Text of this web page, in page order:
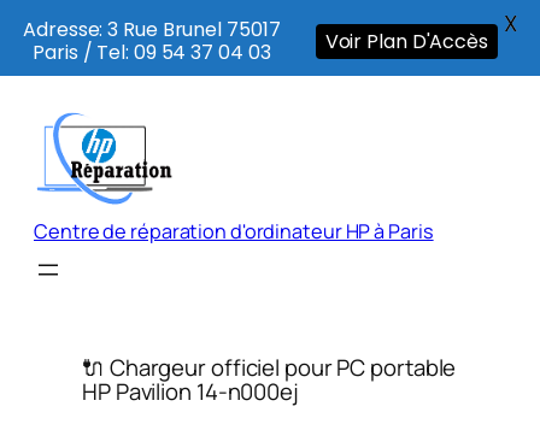
contenu
Centre de réparation d'ordinateur HP à Paris
🔌 Chargeur officiel pour PC portable
HP Pavilion 14-n000ej
Adresse: 3 Rue Brunel 75017
Paris / Tel: 09 54 37 04 03
Voir Plan D'Accès
X